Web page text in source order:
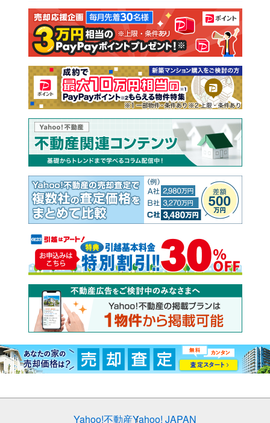
注文住宅 土地
売却査定
Yahoo!不動産Yahoo! JAPAN